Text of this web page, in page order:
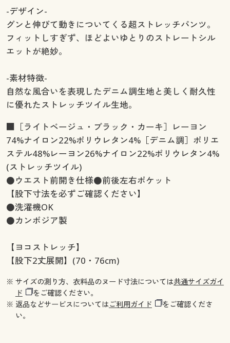
-デザイン-
グンと伸びて動きについてくる超ストレッチパンツ。
フィットしすぎず、ほどよいゆとりのストレートシル
エットが絶妙。
-素材特徴-
自然な風合いを表現したデニム調生地と美しく耐久性
に優れたストレッチツイル生地。
■［ライトベージュ・ブラック・カーキ］レーヨン
74%ナイロン22%ポリウレタン4%［デニム調］ポリエ
ステル48%レーヨン26%ナイロン22%ポリウレタン4%
(ストレッチツイル)
●ウエスト前開き仕様●前後左右ポケット
【股下寸法を必ずご確認ください】
●洗濯機OK
●カンボジア製
【ヨコストレッチ】
【股下2丈展開】(70・76cm)
※ サイズの測り方、衣料品のヌード寸法については共通サイズガイ
ド
をご確認ください。
※ 返品などサービスについてはご利用ガイド
をご確認くださ
い。